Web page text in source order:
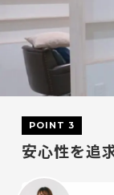
POINT 3
安心性を追